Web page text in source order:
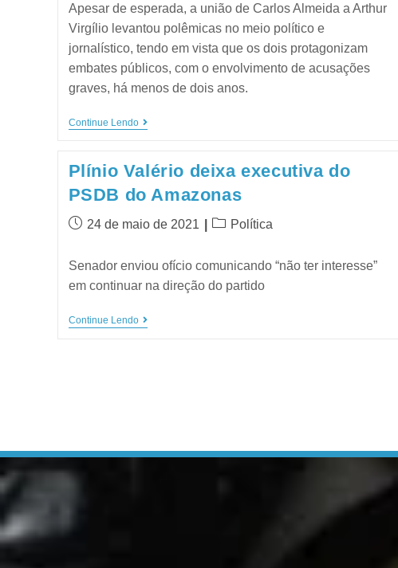
Apesar de esperada, a união de Carlos Almeida a Arthur
Virgílio levantou polêmicas no meio político e
jornalístico, tendo em vista que os dois protagonizam
embates públicos, com o envolvimento de acusações
graves, há menos de dois anos.
Continue Lendo
Plínio Valério deixa executiva do
PSDB do Amazonas
24 de maio de 2021 Política
Senador enviou ofício comunicando “não ter interesse”
em continuar na direção do partido
Continue Lendo